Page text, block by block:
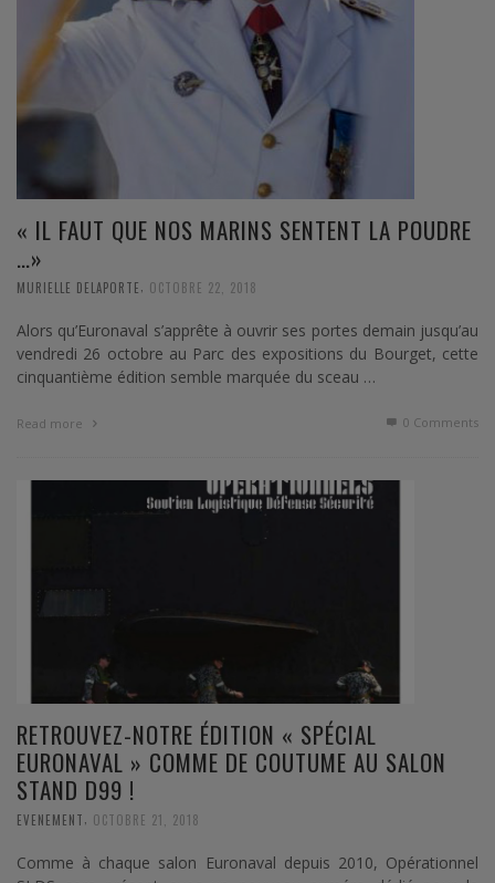
« IL FAUT QUE NOS MARINS SENTENT LA POUDRE
…»
MURIELLE DELAPORTE OCTOBRE 22, 2018
Alors qu’Euronaval s’apprête à ouvrir ses portes demain jusqu’au
vendredi 26 octobre au Parc des expositions du Bourget, cette
cinquantième édition semble marquée du sceau …
Read more 0 Comments
RETROUVEZ-NOTRE ÉDITION « SPÉCIAL
EURONAVAL » COMME DE COUTUME AU SALON
STAND D99 !
EVENEMENT OCTOBRE 21, 2018
Comme à chaque salon Euronaval depuis 2010, Opérationnel